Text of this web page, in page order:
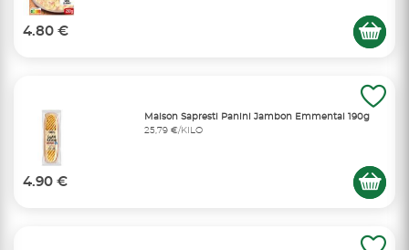
4.80 €
Maison Sapresti Panini Jambon Emmental 190g
25,79 €/KILO
4.90 €